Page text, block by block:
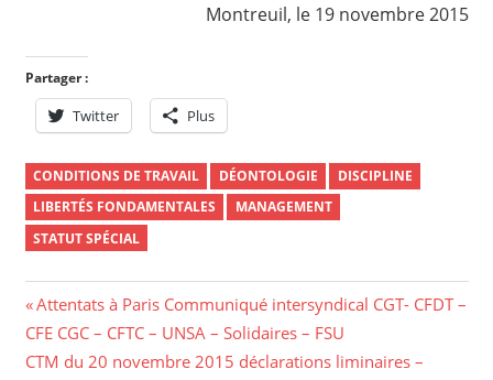
Montreuil, le 19 novembre 2015
Partager :
Twitter Plus
CONDITIONS DE TRAVAIL DÉONTOLOGIE
DISCIPLINE
LIBERTÉS FONDAMENTALES
MANAGEMENT
STATUT SPÉCIAL
Navigation
de
Previous
Post:
Attentats à Paris Communiqué intersyndical CGT- CFDT –
CFE CGC – CFTC – UNSA – Solidaires – FSU
Next
CTM du 20 novembre 2015 déclarations liminaires –